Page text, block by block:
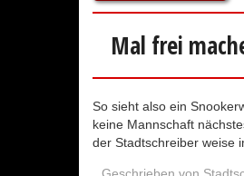
Mal frei
So sieht also ein
keine Mannschaft
der Stadtschreiber weise
Geschrieben von